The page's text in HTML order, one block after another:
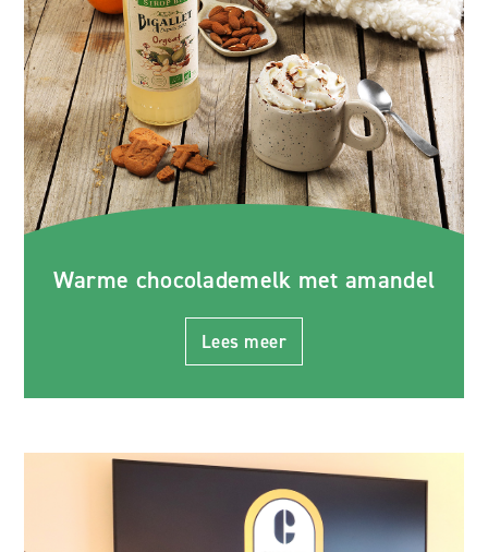
Warme chocolademelk met amandel
Lees meer